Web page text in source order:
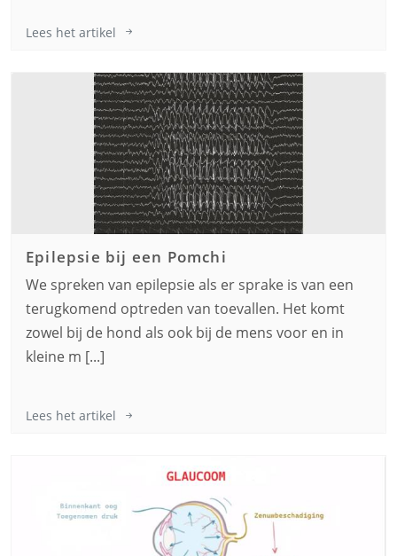
Lees het artikel
Epilepsie bij een Pomchi
We spreken van epilepsie als er sprake is van een
terugkomend optreden van toevallen. Het komt
zowel bij de hond als ook bij de mens voor en in
kleine m [...]
Lees het artikel